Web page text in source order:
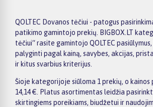
QOLTEC Dovanos tėčiui - patogus
patikimo gamintojo prekių. BIGBOX.LT
tėčiui“ rasite gamintojo QOLTEC
palyginti pagal kainą, savybes, akcijas,
ir kitus svarbius kriterijus.
Šioje kategorijoje siūloma 1 prekių, o kainos
14,14 €. Platus asortimentas leidžia
skirtingiems poreikiams, biudžetui ir